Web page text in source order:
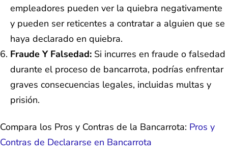
empleadores pueden ver la quiebra negativamente
y pueden ser reticentes a contratar a alguien que se
haya declarado en quiebra.
Fraude Y Falsedad: Si incurres en fraude o falsedad
durante el proceso de bancarrota, podrías enfrentar
graves consecuencias legales, incluidas multas y
prisión.
Compara los Pros y Contras de la Bancarrota: Pros y
Contras de Declararse en Bancarrota